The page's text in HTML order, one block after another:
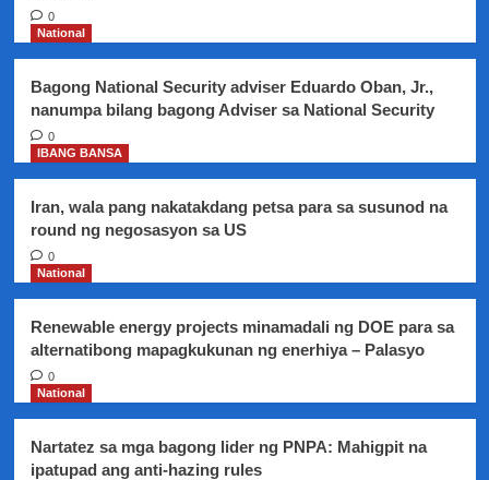
inihain
ng
sa
DOJ
0
National
Bagong National Security adviser Eduardo Oban, Jr.,
nanumpa bilang bagong Adviser sa National Security
0
IBANG BANSA
Iran, wala pang nakatakdang petsa para sa susunod na
round ng negosasyon sa US
0
National
Renewable energy projects minamadali ng DOE para sa
alternatibong mapagkukunan ng enerhiya – Palasyo
0
National
Nartatez sa mga bagong lider ng PNPA: Mahigpit na
ipatupad ang anti-hazing rules